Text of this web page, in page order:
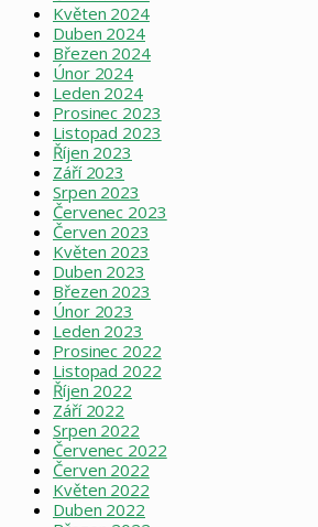
Květen 2024
Duben 2024
Březen 2024
Únor 2024
Leden 2024
Prosinec 2023
Listopad 2023
Říjen 2023
Září 2023
Srpen 2023
Červenec 2023
Červen 2023
Květen 2023
Duben 2023
Březen 2023
Únor 2023
Leden 2023
Prosinec 2022
Listopad 2022
Říjen 2022
Září 2022
Srpen 2022
Červenec 2022
Červen 2022
Květen 2022
Duben 2022